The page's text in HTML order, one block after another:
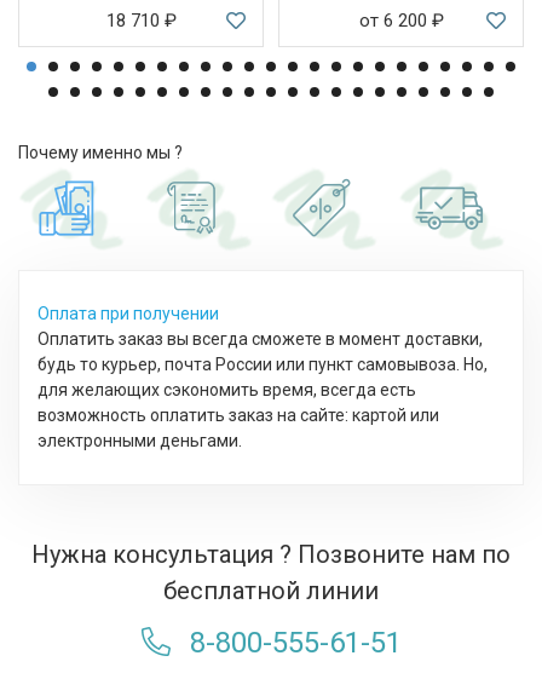
18 710 ₽ от 6 200 ₽
Почему именно мы ?
Оплата при получении
Оплатить заказ вы всегда сможете в момент доставки,
будь то курьер, почта России или пункт самовывоза. Но,
для желающих сэкономить время, всегда есть
возможность оплатить заказ на сайте: картой или
электронными деньгами.
Нужна консультация ? Позвоните нам по
бесплатной линии
8-800-555-61-51